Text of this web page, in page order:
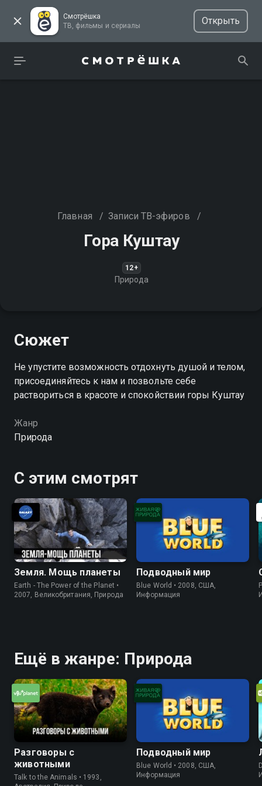
Смотрёшка
ТВ, фильмы и сериалы
Открыть
Главная / Записи ТВ-эфиров /
Гора Куштау
12+
Природа
Сюжет
Не упустите возможность отдохнуть душой и телом,
присоединяйтесь к нам и позвольте себе
раствориться в красоте и спокойствии горы Куштау
Жанр
Природа
С этим смотрят
Земля. Мощь планеты
Earth - The Power of the Planet •
2007, Великобритания, Природа
Подводный мир
Blue World • 2008, США,
Информация
Ещё в жанре: Природа
Разговоры с
животными
Talk to the Animals • 1993,
Подводный мир
Blue World • 2008, США,
Информация